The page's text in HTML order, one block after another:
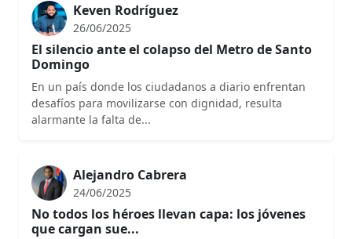
Keven Rodríguez
26/06/2025
El silencio ante el colapso del Metro de Santo
Domingo
En un país donde los ciudadanos a diario enfrentan
desafíos para movilizarse con dignidad, resulta
alarmante la falta de...
Alejandro Cabrera
24/06/2025
No todos los héroes llevan capa: los jóvenes
que cargan sue...